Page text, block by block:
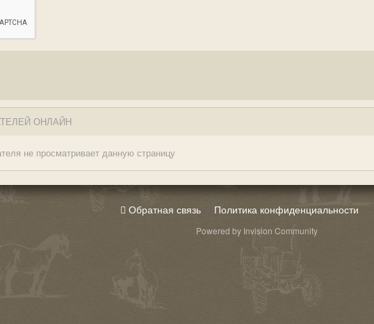
ОНЛАЙН
не просматривает данную страницу
Обратная связь Политика конфиденциальности
Powered by Invision Community